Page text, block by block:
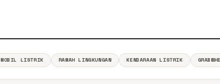
MOBIL LISTRIK RAMAH LINGKUNGAN KENDARAAN LISTRIK